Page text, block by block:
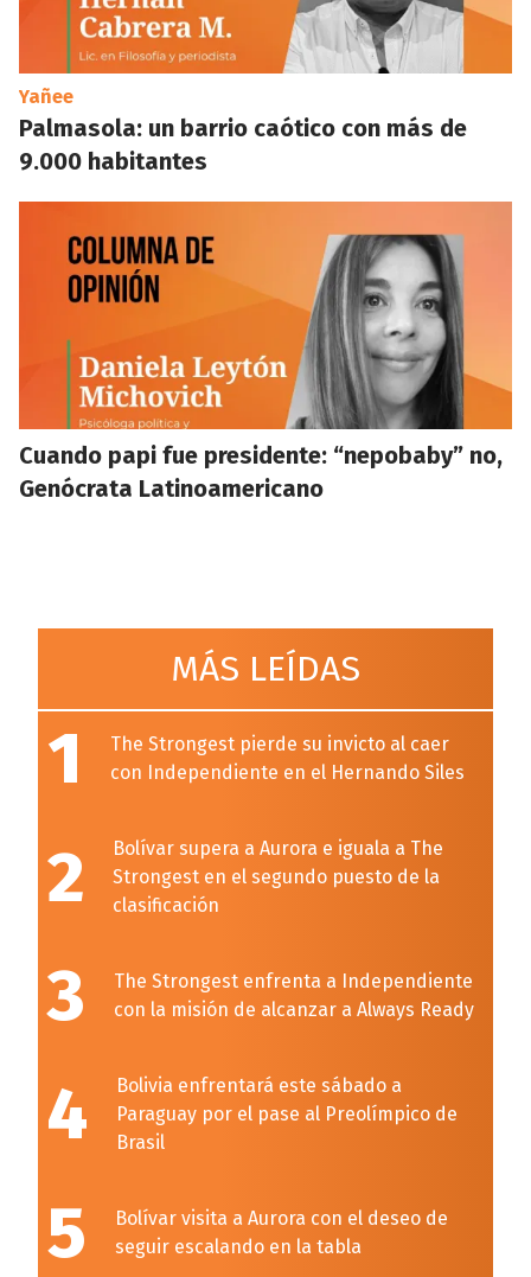
Yañee
Palmasola: un barrio caótico con más de
9.000 habitantes
Cuando papi fue presidente: “nepobaby” no,
Genócrata Latinoamericano
MÁS LEÍDAS
1
The Strongest pierde su invicto al caer
con Independiente en el Hernando Siles
2
Bolívar supera a Aurora e iguala a The
Strongest en el segundo puesto de la
clasificación
3
The Strongest enfrenta a Independiente
con la misión de alcanzar a Always Ready
4
Bolivia enfrentará este sábado a
Paraguay por el pase al Preolímpico de
Brasil
5
Bolívar visita a Aurora con el deseo de
seguir escalando en la tabla